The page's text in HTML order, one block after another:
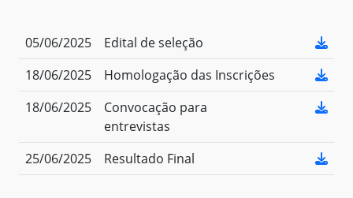
05/06/2025
Edital de seleção
18/06/2025
Homologação das Inscrições
18/06/2025
Convocação para
entrevistas
25/06/2025
Resultado Final